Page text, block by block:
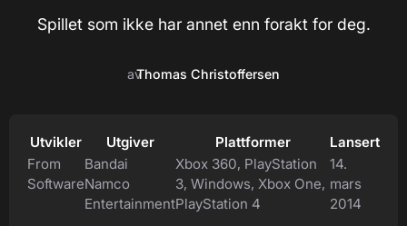
Spillet som ikke har annet enn forakt for deg.
avThomas Christoffersen
Utvikler
From
Software
Utgiver
Bandai
Namco
Entertainment
Plattformer
Xbox 360, PlayStation
3, Windows, Xbox One,
PlayStation 4
Lansert
14.
mars
2014